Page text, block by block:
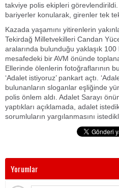
takviye polis ekipleri
bariyerler konularak, girenler tek
Kazada yaşamını yitirenlerin
Tekirdağ Milletvekilleri Candan
aralarında bulunduğu yaklaşık
mesafedeki bir AVM önünde
Ellerinde ölenlerin fotoğraflarının
‘Adalet istiyoruz’ pankart açtı.
bulunanların sloganlar eşliğinde
polis önlem aldı. Adalet Sarayı
yaptıkları açıklamada, adalet
sorumluların yargılanmasını
Yorumlar